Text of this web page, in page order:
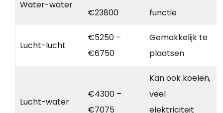
Water-water
€23800
functie
Lucht-lucht
€5250 –
€6750
Gemakkelijk te
plaatsen
Lucht-water
€4300 –
€7075
Kan ook koelen,
veel
elektriciteit